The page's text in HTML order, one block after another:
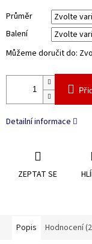
Průměr
Balení
Můžeme doručit do:
Detailní informace
ZEPTAT SE
Popis Hodnocení